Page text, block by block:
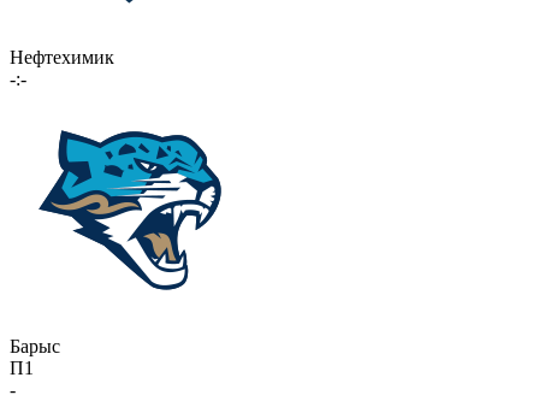
Нефтехимик
-:-
Барыс
П1
-